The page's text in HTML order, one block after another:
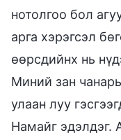
нотолгоо бол
арга хэрэгсэл
өөрсдийнх нь
Миний зан
улаан луу
Намайг эдэлдэг.